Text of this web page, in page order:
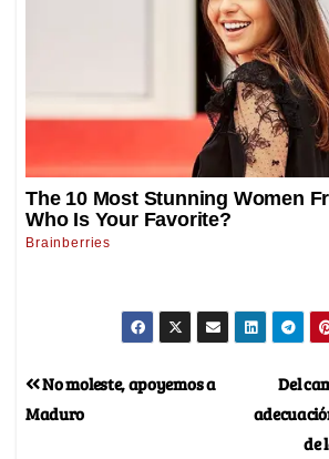
Del
de
No moleste, apoyemos a
Maduro